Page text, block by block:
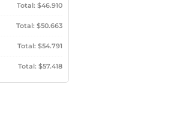
Total: $46.910
Total: $50.663
Total: $54.791
Total: $57.418